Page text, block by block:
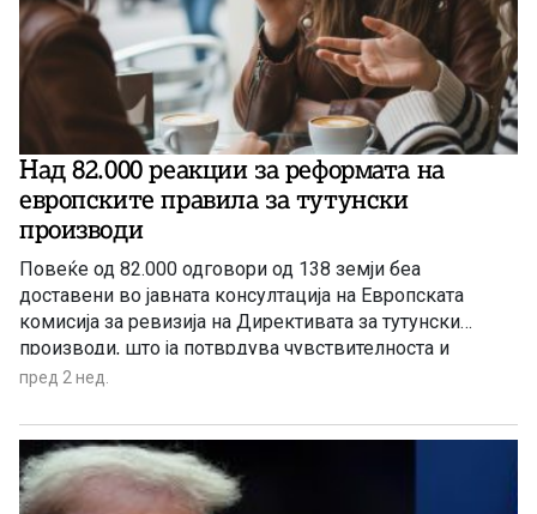
Над 82.000 реакции за реформата на
европските правила за тутунски
производи
Повеќе од 82.000 одговори од 138 земји беа
доставени во јавната консултација на Европската
комисија за ревизија на Директивата за тутунски
производи, што ја потврдува чувствителноста и
значењето на ова прашање за граѓаните, експертите,
областа на јавното здравје и регулативата
пред 2 нед.